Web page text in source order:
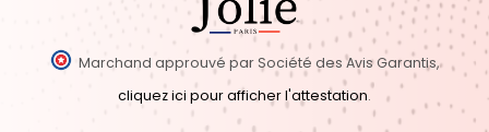
Marchand approuvé par Société des Avis Garantis,
cliquez ici pour afficher l'attestation.